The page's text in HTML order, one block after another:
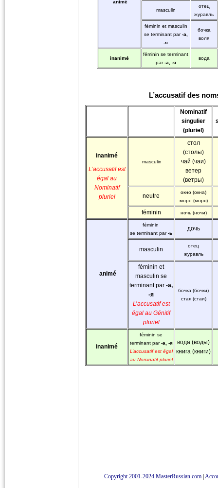
animé
masculin
отец
журавль
féminin et masculin
se terminant par-а,
-я
бочка
воля
inanimé
féminin se terminant
par-а, -я
вода
L’accusatif des
Nominatif
singulier
(pluriel)
inanimé
L’accusatif est
égal au
Nominatif
pluriel
masculin
стол
(столы)
чай (чаи)
ветер
(ветры)
neutre
окно (окна)
море (моря)
féminin ночь (ночи)
animé
féminin
se terminant par-ь
дочь
masculin
отец
журавль
féminin et
masculin se
terminant par -а,
-я
L’accusatif est
égal au Génitif
pluriel
бочка (бочки)
стая (стаи)
inanimé
féminin se
terminant par-а, -я
L’accusatif est égal
au Nominatif pluriel
вода (воды)
книга (книги)
Copyright 2001-2024 MasterRussian.com|